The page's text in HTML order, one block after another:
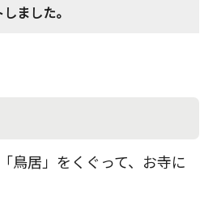
ました。
鳥居」をくぐって、お寺に